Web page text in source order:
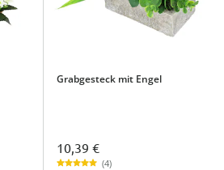
Grabgesteck mit Engel
10,39 €
(4)